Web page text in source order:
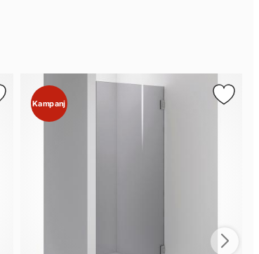
Kampanj